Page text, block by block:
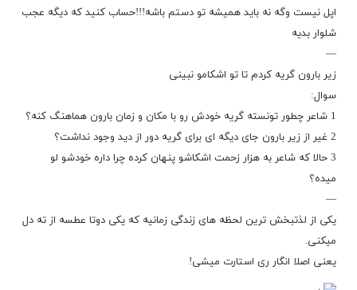
اپل نیست وگه نه باید همیشه تو دستم باشه!!!حساب کنید که دیگه عجب
شلوار بدیه
—
زیر بارون گریه کردم تا تو اشکامو نبینی
سوال:
1 شاعر چطور تونسته گریه خودش رو با مکان و زمان بارون هماهنگ کنه؟
2 غیر از زیر بارون جای دیگه ای برای گریه دور از دید وجود نداشت؟
3 حالا که شاعر به هزار زحمت اشکاشو پنهان کرده چرا داره خودشو لو
میده؟
—
یکی از لذتبخش ترین لحظه های زندگی زمانیه که یکی دوتا عطسه از ته دل
میکنی.
یعنی اصلا انگار ری استارت میشی!